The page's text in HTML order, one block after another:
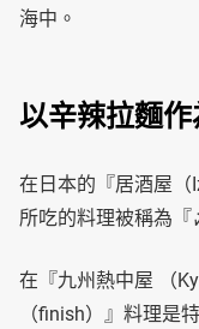
海中。
以辛辣拉麵
在日本的『居酒屋（
所吃的料理被稱為『
在『九州熱中屋 （
（finish）』料理是